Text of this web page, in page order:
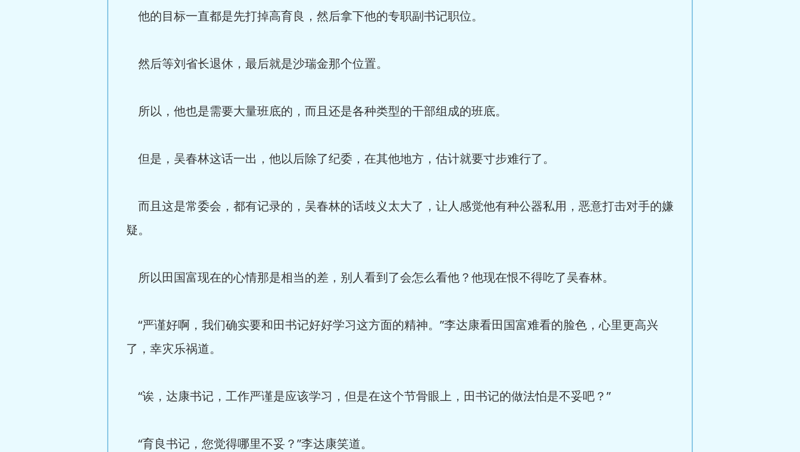
他的目标一直都是先打掉高育良，然后拿下他的专职副书记职位。
然后等刘省长退休，最后就是沙瑞金那个位置。
所以，他也是需要大量班底的，而且还是各种类型的干部组成的班底。
但是，吴春林这话一出，他以后除了纪委，在其他地方，估计就要寸步难行了。
而且这是常委会，都有记录的，吴春林的话歧义太大了，让人感觉他有种公器私用，恶意打击对手的嫌
疑。
所以田国富现在的心情那是相当的差，别人看到了会怎么看他？他现在恨不得吃了吴春林。
“严谨好啊，我们确实要和田书记好好学习这方面的精神。”李达康看田国富难看的脸色，心里更高兴
了，幸灾乐祸道。
“诶，达康书记，工作严谨是应该学习，但是在这个节骨眼上，田书记的做法怕是不妥吧？”
“育良书记，您觉得哪里不妥？”李达康笑道。